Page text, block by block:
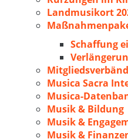
Landmusikort
Schaffung
Musica Sacra
Musica-
Musik & Bildung
Musik &
Musik &